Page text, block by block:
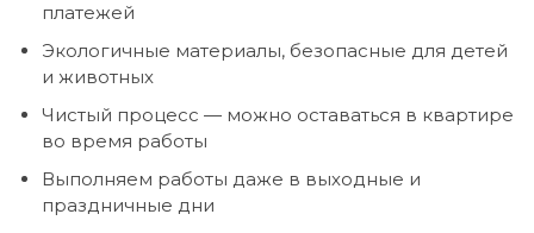
платежей
Экологичные материалы, безопасные для детей
и животных
Чистый процесс — можно оставаться в квартире
во время работы
Выполняем работы даже в выходные и
праздничные дни